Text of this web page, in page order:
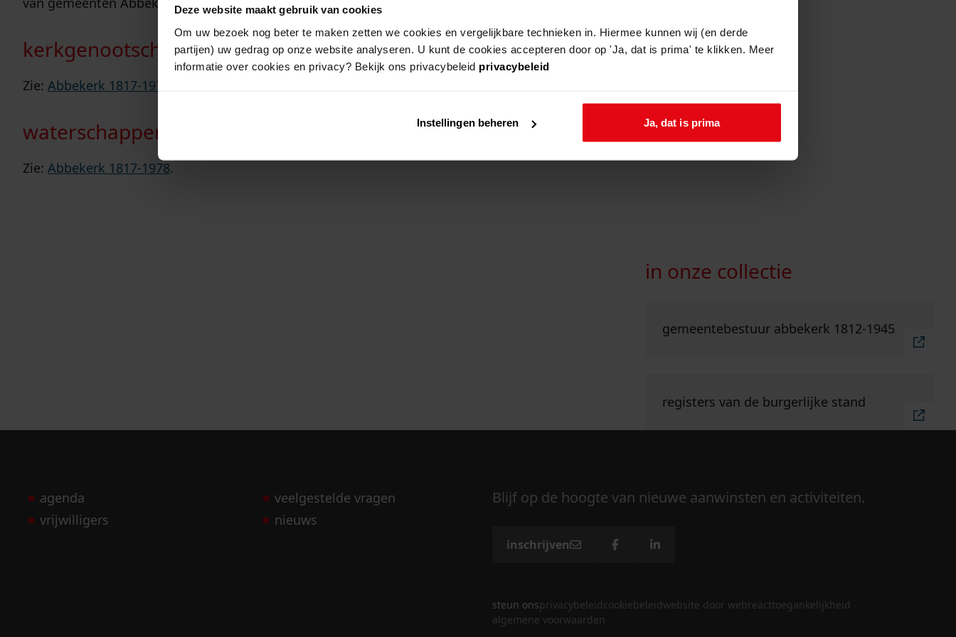
Deze website maakt gebruik van cookies
Om uw bezoek nog beter te maken zetten we cookies en vergelijkbare technieken in. Hiermee kunnen wij (en derde
partijen) uw gedrag op onze website analyseren. U kunt de cookies accepteren door op 'Ja, dat is prima' te klikken. Meer
informatie over cookies en privacy? Bekijk ons privacybeleid privacybeleid
Instellingen beheren Ja, dat is prima
kerkgenootschappen
Zie: Abbekerk 1817-1978
waterschappen
Zie: Abbekerk 1817-1978.
in onze collectie
gemeentebestuur abbekerk 1812-1945
registers van de burgerlijke stand
agenda
vrijwilligers
veelgestelde vragen
nieuws
Blijf op de hoogte van nieuwe aanwinsten en activiteiten.
inschrijven
steun onsprivacybeleidcookiebeleidwebsite door webreacttoegankelijkheid
algemene voorwaarden